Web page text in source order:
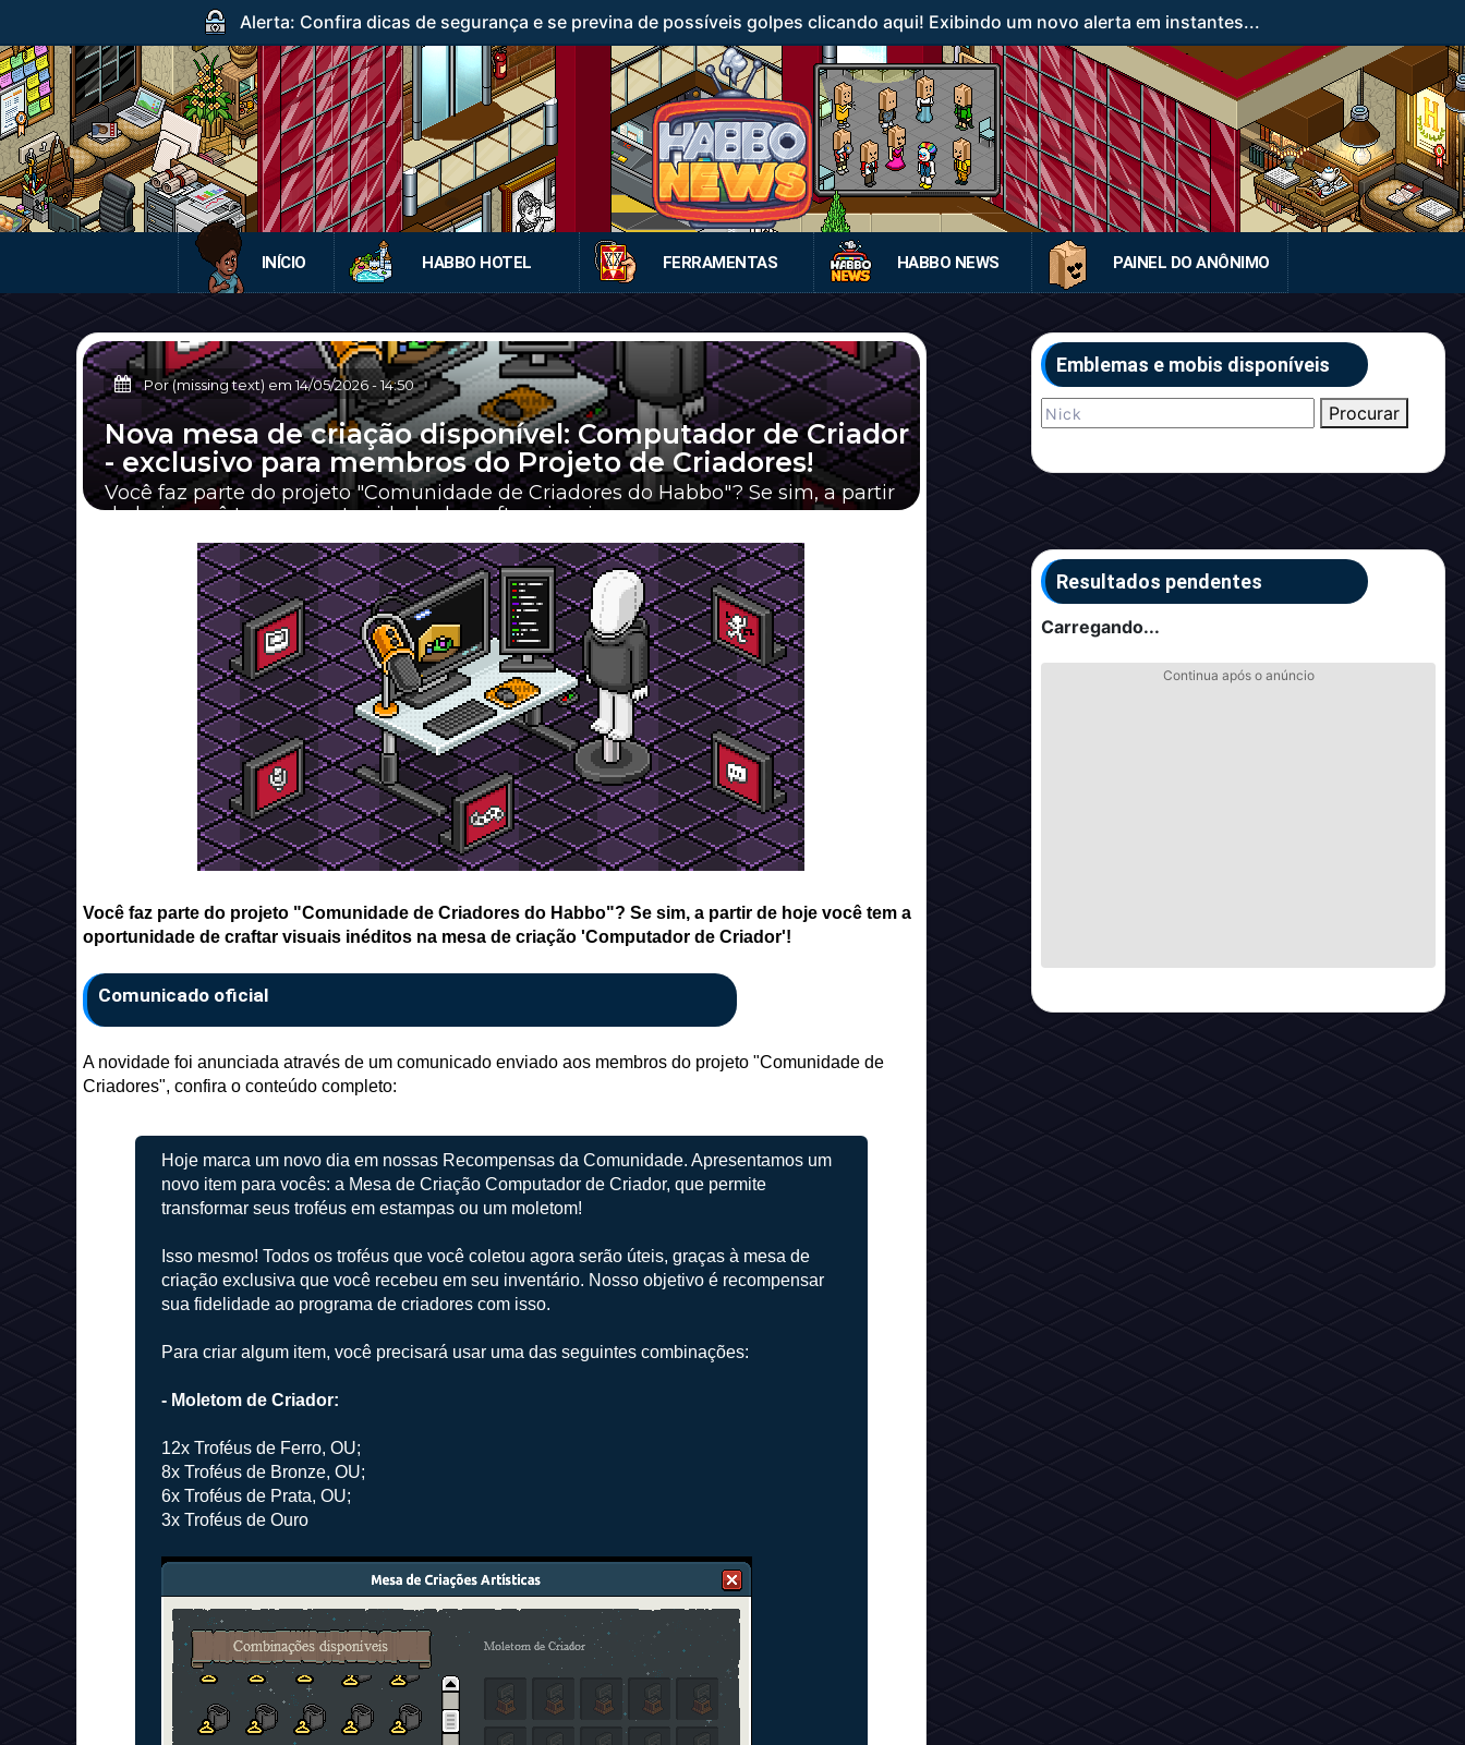
Alerta: Confira dicas de segurança e se previna de possíveis golpes clicando aqui! Exibindo um novo alerta em instantes...
INÍCIO HABBO HOTEL FERRAMENTAS HABBO NEWS PAINEL DO ANÔNIMO
Por (missing text) em14/05/2026-14:50
Nova mesa de criação disponível: Computador de Criador
- exclusivo para membros do Projeto de Criadores!
Você faz parte do projeto "Comunidade de Criadores do Habbo"? Se sim, a partir
de hoje você tem a oportunidade de craftar visuais...
Você faz parte do projeto "Comunidade de Criadores do Habbo"? Se sim, a partir de hoje você tem a
oportunidade de craftar visuais inéditos na mesa de criação 'Computador de Criador'!
Comunicado oficial
A novidade foi anunciada através de um comunicado enviado aos membros do projeto "Comunidade de
Criadores", confira o conteúdo completo:
Hoje marca um novo dia em nossas Recompensas da Comunidade. Apresentamos um
novo item para vocês: a Mesa de Criação Computador de Criador, que permite
transformar seus troféus em estampas ou um moletom!
Isso mesmo! Todos os troféus que você coletou agora serão úteis, graças à mesa de
criação exclusiva que você recebeu em seu inventário. Nosso objetivo é recompensar
sua fidelidade ao programa de criadores com isso.
Para criar algum item, você precisará usar uma das seguintes combinações:
- Moletom de Criador:
12x Troféus de Ferro, OU;
8x Troféus de Bronze, OU;
6x Troféus de Prata, OU;
3x Troféus de Ouro
Emblemas e mobis disponíveis
Procurar
Resultados pendentes
Carregando...